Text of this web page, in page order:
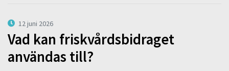
12 juni 2026
Vad kan friskvårdsbidraget
användas till?